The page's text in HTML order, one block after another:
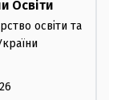
Освіти
освіти та